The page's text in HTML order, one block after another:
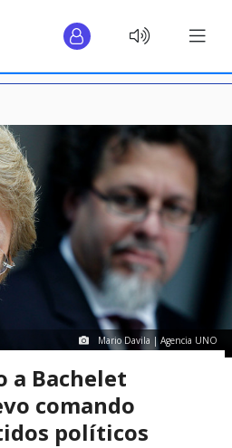
Mario Davila | Agencia UNO
a Bachelet
comando
políticos